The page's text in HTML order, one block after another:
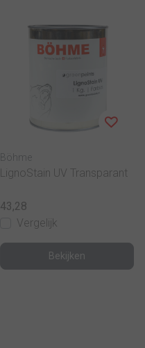
Böhme
LignoStain UV Transparant
43,28
Vergelijk
Bekijken